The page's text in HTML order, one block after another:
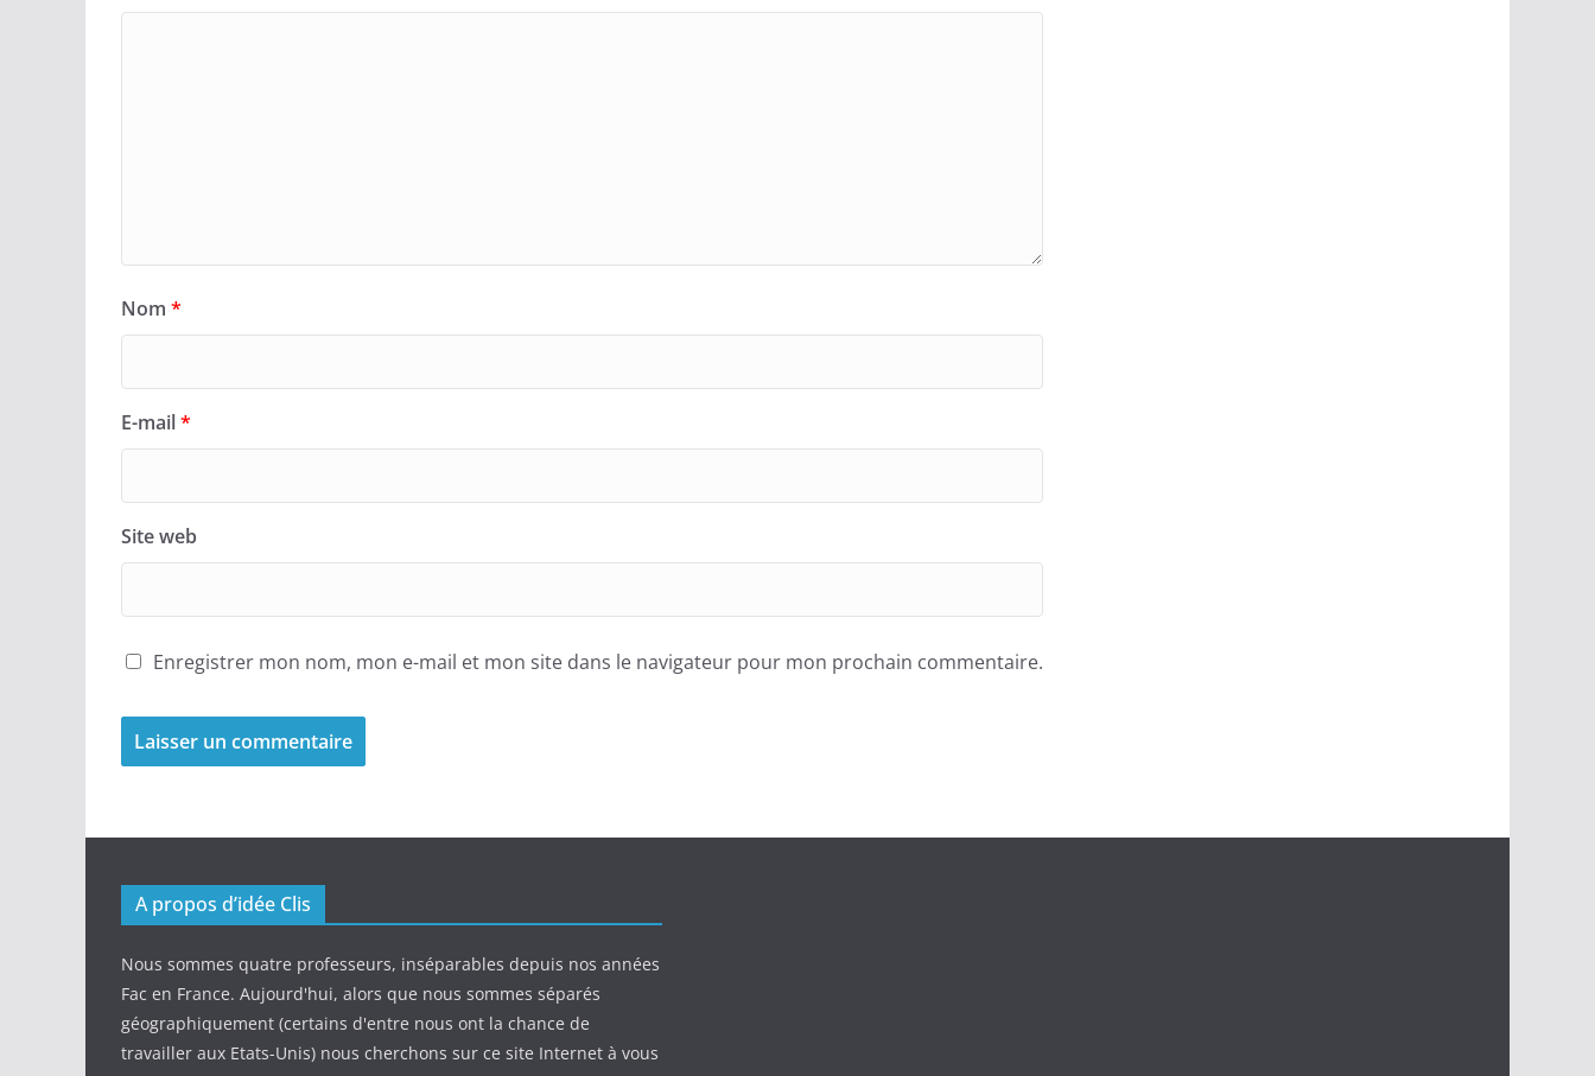
Nom *
E-mail*
Site web
Enregistrer mon nom, mon e-mail et mon site dans le navigateur pour mon prochain commentaire.
A propos d’idée Clis
Nous sommes quatre professeurs, inséparables depuis nos années
Fac en France. Aujourd'hui, alors que nous sommes séparés
géographiquement (certains d'entre nous ont la chance de
travailler aux Etats-Unis) nous cherchons sur ce site Internet à vous